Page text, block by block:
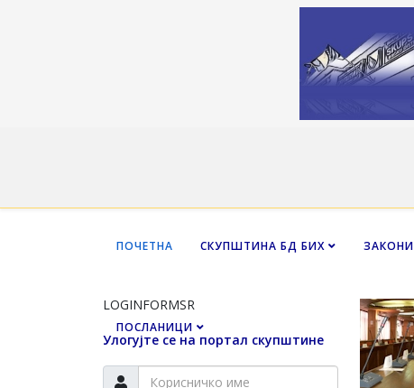
ПОЧЕТНА СКУПШТИНА БД БИХ ЗАКОНИ
ПОСЛАНИЦИ
LOGINFORMSR
Улогујте се на портал скупштине